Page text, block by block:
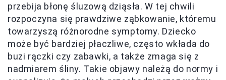
przebija błonę śluzową dziąsła. W tej chwili
rozpoczyna się prawdziwe ząbkowanie, któremu
towarzyszą różnorodne symptomy. Dziecko
może być bardziej płaczliwe, często wkłada do
buzi rączki czy zabawki, a także zmaga się z
nadmiarem śliny. Takie objawy należą do normy i